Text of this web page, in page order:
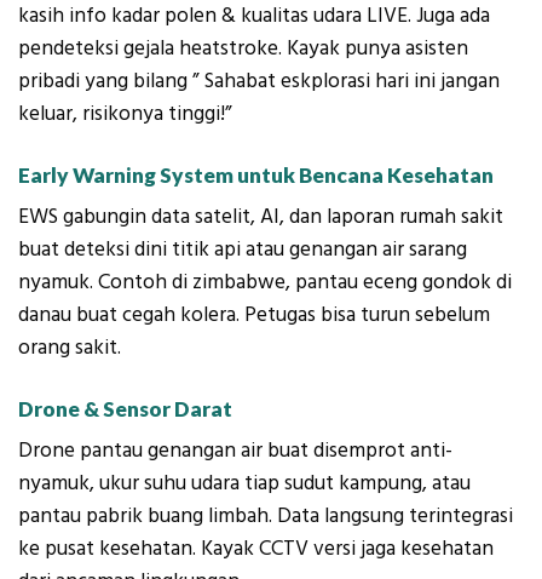
kasih info kadar polen & kualitas udara LIVE. Juga ada
pendeteksi gejala heatstroke. Kayak punya asisten
pribadi yang bilang ” Sahabat eskplorasi hari ini jangan
keluar, risikonya tinggi!”
Early Warning System untuk Bencana Kesehatan
EWS gabungin data satelit, AI, dan laporan rumah sakit
buat deteksi dini titik api atau genangan air sarang
nyamuk. Contoh di zimbabwe, pantau eceng gondok di
danau buat cegah kolera. Petugas bisa turun sebelum
orang sakit.
Drone & Sensor Darat
Drone pantau genangan air buat disemprot anti-
nyamuk, ukur suhu udara tiap sudut kampung, atau
pantau pabrik buang limbah. Data langsung terintegrasi
ke pusat kesehatan. Kayak CCTV versi jaga kesehatan